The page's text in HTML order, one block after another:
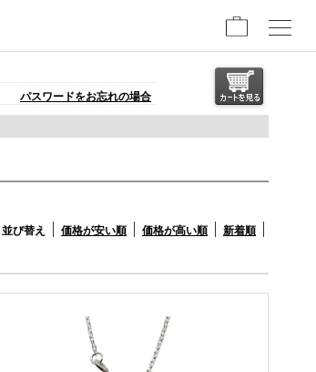
パスワードをお忘れの場合
並び替え 価格が安い順 価格が高い順 新着順